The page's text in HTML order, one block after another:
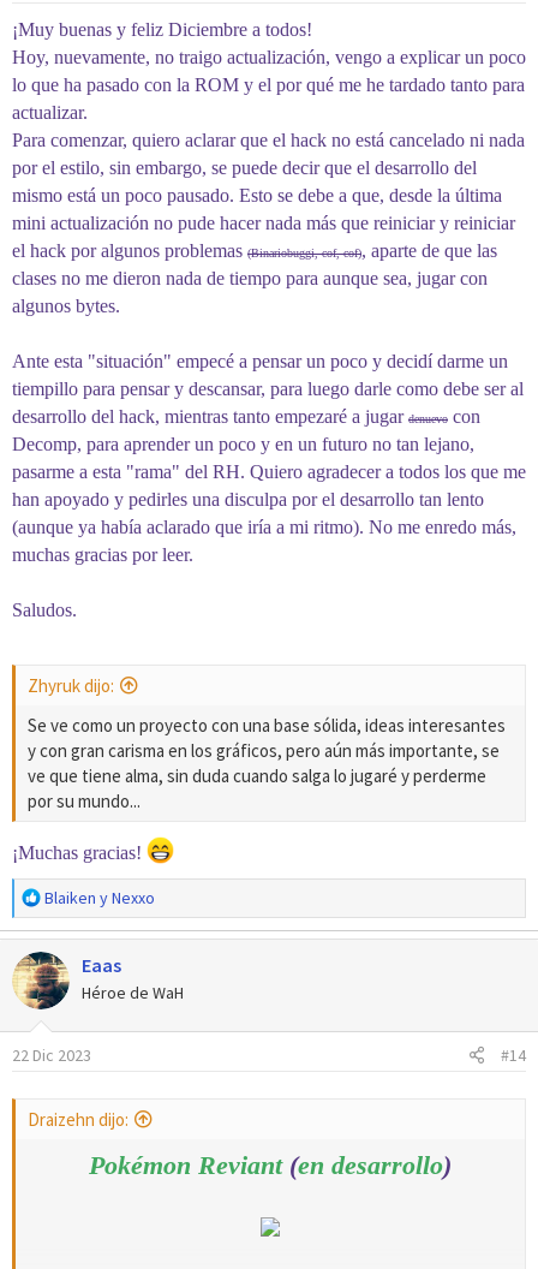
s
:
¡Muy buenas y feliz Diciembre a todos!
Hoy, nuevamente, no traigo actualización, vengo a explicar un poco
lo que ha pasado con la ROM y el por qué me he tardado tanto para
actualizar.
Para comenzar, quiero aclarar que el hack no está cancelado ni nada
por el estilo, sin embargo, se puede decir que el desarrollo del
mismo está un poco pausado. Esto se debe a que, desde la última
mini actualización no pude hacer nada más que reiniciar y reiniciar
el hack por algunos problemas (Binariobuggi, cof, cof), aparte de que las
clases no me dieron nada de tiempo para aunque sea, jugar con
algunos bytes.
Ante esta "situación" empecé a pensar un poco y decidí darme un
tiempillo para pensar y descansar, para luego darle como debe ser al
desarrollo del hack, mientras tanto empezaré a jugar denuevo con
Decomp, para aprender un poco y en un futuro no tan lejano,
pasarme a esta "rama" del RH. Quiero agradecer a todos los que me
han apoyado y pedirles una disculpa por el desarrollo tan lento
(aunque ya había aclarado que iría a mi ritmo). No me enredo más,
muchas gracias por leer.
Saludos.
Zhyruk dijo:
Se ve como un proyecto con una base sólida, ideas interesantes
y con gran carisma en los gráficos, pero aún más importante, se
ve que tiene alma, sin duda cuando salga lo jugaré y perderme
por su mundo...
¡Muchas gracias!
R
e
a
c
c
i
o
n
:
Blaiken yNexxo
Eaas
Héroe de WaH
22 Dic 2023 #14
Draizehn dijo:
Pokémon Reviant (en desarrollo)